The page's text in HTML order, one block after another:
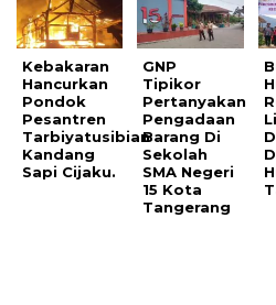
Kebakaran
Hancurkan
Pondok
Pesantren
Tarbiyatusibian
Kandang
Sapi Cijaku.
GNP
Tipikor
Pertanyakan
Pengadaan
Barang Di
Sekolah
SMA Negeri
15 Kota
Tangerang